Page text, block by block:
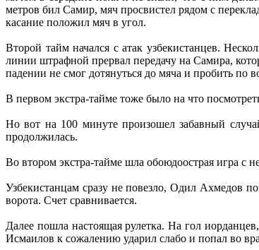
метров бил Самир, мяч просвистел рядом с
касание положил мяч в угол.
Второй тайм начался с атак узбекистанцев.
линии штрафной прервал передачу на Самира,
падении не смог дотянуться до мяча и пробить по
В первом экстра-тайме тоже было на что
Но вот на 100 минуте произошел забавный
продолжилась.
Во втором экстра-тайме шла обоюдоострая игра с
Узбекистанцам сразу не повезло, Одил Ахмедов
ворота. Счет сравнивается.
Далее пошла настоящая рулетка. На гол
Исмаилов к сожалению ударил слабо и попал во